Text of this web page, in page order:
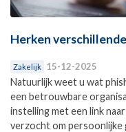
Herken
Zakelijk 15-12-2025
Natuurlijk weet u wat
een betrouwbare
instelling met een link
verzocht om